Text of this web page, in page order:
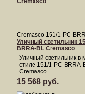
Cremasco 151/1-PC-
Уличный светильник
BRRA-BL Cremasco
Уличный светильник в
стиле 151/1-PC-BRRA-
Cremasco
15 568 руб.